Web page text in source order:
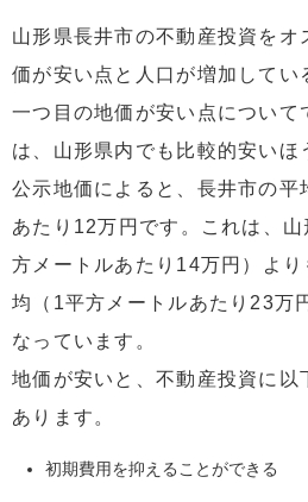
山形県長井市の不動産投資をオ
価が安い点と人口が増加してい
一つ目の地価が安い点について
は、山形県内でも比較的安い
公示地価によると、長井市の平
あたり12万円です。これは、
方メートルあたり14万円）よ
均（1平方メートルあたり23万
なっています。
地価が安いと、不動産投資に以
あります。
初期費用を抑えることができる